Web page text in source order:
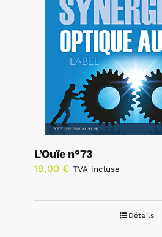
L’Ouïe n°73
19,00 € TVA incluse
Détails